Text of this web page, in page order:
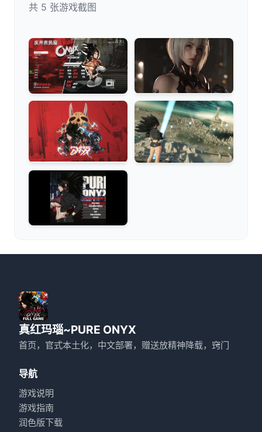
共 5 张游戏截图
真红玛瑙~PURE ONYX
首页，官式本土化，中文部署，赠送放精神降载，窍门
导航
游戏说明
游戏指南
润色版下载